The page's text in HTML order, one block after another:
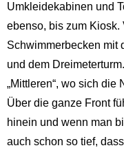
Umkleidekabinen und
ebenso, bis zum Kiosk.
Schwimmerbecken mit
und dem
„Mittleren“, wo sich die
Über die ganze Front
hinein und wenn man
auch schon so tief,